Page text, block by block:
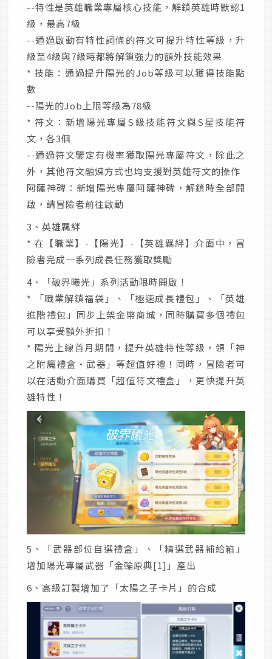
--特性是英雄職業專屬核心技能，解鎖英雄時默認1
級，最高7級
--通過啟動有特性詞條的符文可提升特性等級，升
級至4級與7級時都將解鎖強力的額外技能效果
* 技能：通過提升陽光的Job等級可以獲得技能點
數
--陽光的Job上限等級為78級
* 符文：新增陽光專屬S級技能符文與S星技能符
文，各3個
--通過符文鑒定有機率獲取陽光專屬符文，除此之
外，其他符文融煉方式也均支援對英雄符文的操作
阿薩神碑：新增陽光專屬阿薩神碑，解鎖時全部開
啟，請冒險者前往啟動
3、英雄羈絆
* 在【職業】-【陽光】-【英雄羈絆】介面中，冒
險者完成一系列成長任務獲取獎勵
4、「破界曦光」系列活動限時開啟！
* 「職業解鎖福袋」、「極速成長禮包」、「英雄
進階禮包」同步上架金幣商城，同時購買多個禮包
可以享受額外折扣！
* 陽光上線首月期間，提升英雄特性等級，領「神
之附魔禮盒·武器」等超值好禮！同時，冒險者可
以在活動介面購買「超值符文禮盒」，更快提升英
雄特性！
5、「武器部位自選禮盒」、「精選武器補給箱」
增加陽光專屬武器「金輪原典[1]」產出
6、高級訂製增加了「太陽之子卡片」的合成